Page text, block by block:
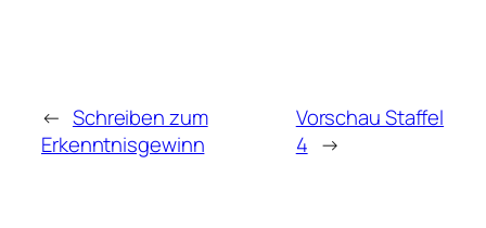
← Schreiben zum
Erkenntnisgewinn
Vorschau Staffel
4 →